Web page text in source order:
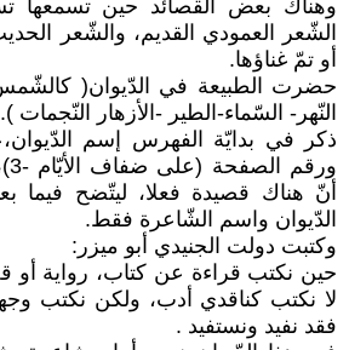
وهناك بعض القصائد حين تسمعها
الشّعر العمودي القديم، والشّعر
أو تمّ غناؤها.
حضرت الطبيعة في الدّيوان(
النّهر- السّماء-الطير -الأزهار النّجمات ).
ذكر في بدايّة الفهرس إسم
أنّ هناك قصيدة فعلا، ليتّضح فيما
الدّيوان واسم الشّاعرة فقط.
وكتبت دولت الجنيدي أبو ميزر:
حين نكتب قراءة عن كتاب، رواية أو
لا نكتب كناقدي أدب، ولكن نكتب وجهة
فقد نفيد ونستفيد .